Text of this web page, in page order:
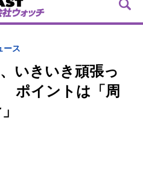
ース
いきいき頑張っ
ポイントは「周